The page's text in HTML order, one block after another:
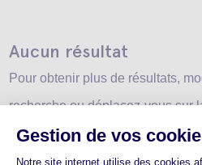
Aucun résultat
Pour obtenir plus de résultats,
recherche ou déplacez-vous sur